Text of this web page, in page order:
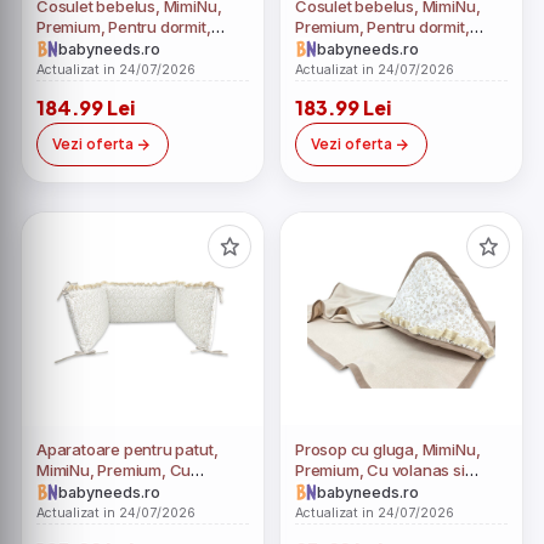
Cosulet bebelus, MimiNu,
Premium, Pentru dormit,
Baby Nest 55 x 75 cm, Cu
Volanase si dantela, Husa
certificat Oeko Tex Standard
100, Mocha
babyneeds.ro
Actualizat in 24/07/2026
184.99 Lei
Vezi oferta
Cosulet bebelus, MimiNu,
Premium, Pentru dormit,
Baby Nest 55 x 75 cm, Cu
Volanase si dantela, Husa
certificat Oeko Tex Standard
100, Grey
babyneeds.ro
Actualizat in 24/07/2026
183.99 Lei
Vezi oferta
Aparatoare pentru patut,
MimiNu, Premium, Cu
volanase si dantela, Din
bumbac certificat Oeko Tex
babyneeds.ro
Actualizat in 24/07/2026
Prosop cu gluga, MimiNu,
Premium, Cu volanas si
dantela, Dimensiune
100x100 cm, Din bumbac si
babyneeds.ro
Actualizat in 24/07/2026